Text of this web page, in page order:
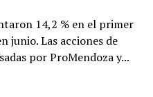
14,2 % en el primer
junio. Las acciones de
por ProMendoza y...